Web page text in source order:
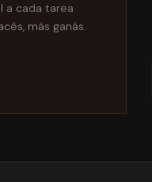
a cada tarea
más ganás.